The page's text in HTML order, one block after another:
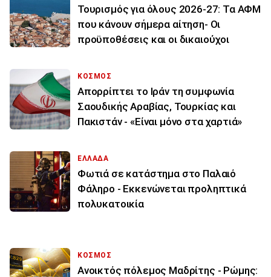
Τουρισμός για όλους 2026-27: Τα ΑΦΜ
που κάνουν σήμερα αίτηση- Οι
προϋποθέσεις και οι δικαιούχοι
ΚΟΣΜΟΣ
Απορρίπτει το Ιράν τη συμφωνία
Σαουδικής Αραβίας, Τουρκίας και
Πακιστάν - «Είναι μόνο στα χαρτιά»
ΕΛΛΑΔΑ
Φωτιά σε κατάστημα στο Παλαιό
Φάληρο - Εκκενώνεται προληπτικά
πολυκατοικία
ΚΟΣΜΟΣ
Ανοικτός πόλεμος Μαδρίτης - Ρώμης: